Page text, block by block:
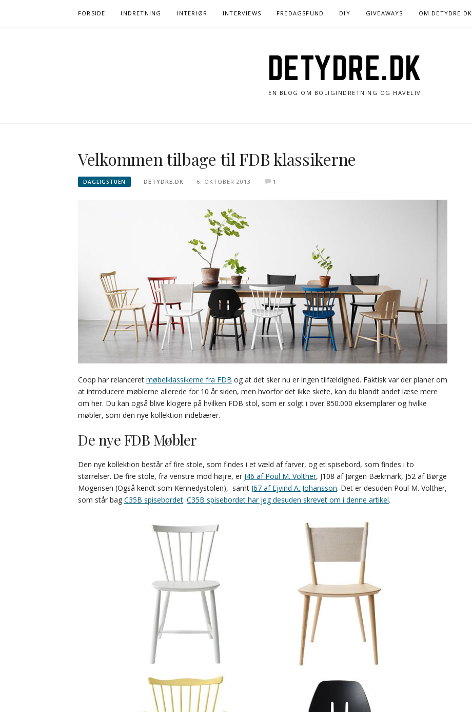
FORSIDE INDRETNING INTERIØR INTERVIEWS FREDAGSFUND DIY GIVEAWAYS OM DETYDRE.DK
DETYDRE.DK
EN BLOG OM BOLIGINDRETNING OG HAVELIV
Velkommen tilbage til FDB klassikerne
DAGLIGSTUEN DETYDRE.DK 6. OKTOBER 2013 1
Coop har relanceret møbelklassikerne fra FDB og at det sker nu er ingen tilfældighed. Faktisk var der planer om
at introducere møblerne allerede for 10 år siden, men hvorfor det ikke skete, kan du blandt andet læse mere
om her. Du kan også blive klogere på hvilken FDB stol, som er solgt i over 850.000 eksemplarer og hvilke
møbler, som den nye kollektion indebærer.
De nye FDB Møbler
Den nye kollektion består af fire stole, som findes i et væld af farver, og et spisebord, som findes i to
størrelser. De fire stole, fra venstre mod højre, er J46 af Poul M. Volther, J108 af Jørgen Bækmark, J52 af Børge
Mogensen (Også kendt som Kennedystolen), samt J67 af Ejvind A. Johansson. Det er desuden Poul M. Volther,
som står bag C35B spisebordet. C35B spisebordet har jeg desuden skrevet om i denne artikel.